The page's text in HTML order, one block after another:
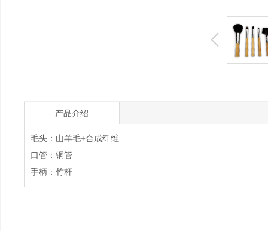
产品介绍
毛头：山羊毛+合成纤维
口管：铜管
手柄：竹杆